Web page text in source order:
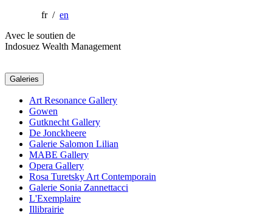
fr / en
Avec le soutien de
Indosuez Wealth Management
Galeries
Art Resonance Gallery
Gowen
Gutknecht Gallery
De Jonckheere
Galerie Salomon Lilian
MABE Gallery
Opera Gallery
Rosa Turetsky Art Contemporain
Galerie Sonia Zannettacci
L'Exemplaire
Illibrairie